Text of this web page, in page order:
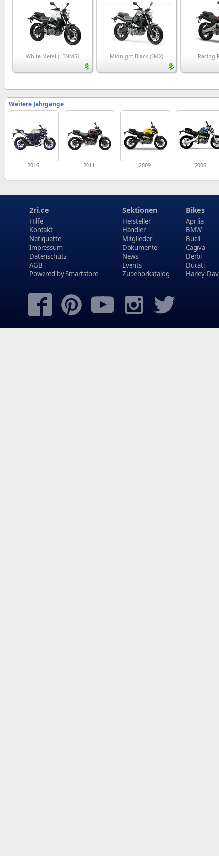
White Metal (LBNM5) Midnight Black (SMX) Racing
Weitere Jahrgänge
2016 2011 2009 2006
2ri.de
Hilfe
Kontakt
Netiquette
Impressum
Datenschutz
AGB
Powered bySmartstore
Sektionen
Hersteller
Händler
Mitglieder
Dokumente
News
Events
Zubehörkatalog
Bikes
Aprilia
BMW
Buell
Cagiva
Derbi
Ducati
Harley-